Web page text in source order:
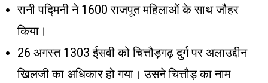
रानी पद्मिनी ने 1600 राजपूत महिलाओं के साथ जौहर
किया।
26 अगस्त 1303 ईसवी को चित्तौड़गढ़ दुर्ग पर अलाउद्दीन
खिलजी का अधिकार हो गया। उसने चित्तौड़ का नाम